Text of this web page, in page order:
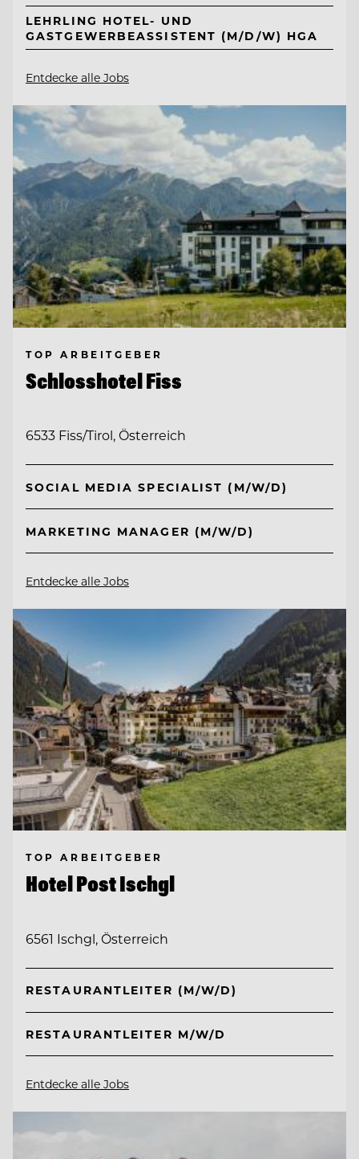
LEHRLING HOTEL- UND
GASTGEWERBEASSISTENT (M/D/W) HGA
Entdecke alle Jobs
TOP ARBEITGEBER
Schlosshotel Fiss
6533 Fiss/Tirol, Österreich
SOCIAL MEDIA SPECIALIST (M/W/D)
MARKETING MANAGER (M/W/D)
Entdecke alle Jobs
TOP ARBEITGEBER
Hotel Post Ischgl
6561 Ischgl, Österreich
RESTAURANTLEITER (M/W/D)
RESTAURANTLEITER M/W/D
Entdecke alle Jobs